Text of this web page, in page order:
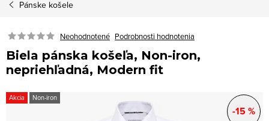
Pánske košele
Neohodnotené Podrobnosti hodnotenia
Biela pánska košeľa, Non-iron,
nepriehľadná, Modern fit
Akcia Non-iron
-15 %